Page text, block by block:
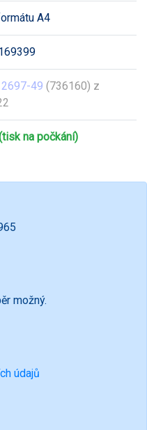
A4
49 (736160) z
na počkání)
možný.
údajů